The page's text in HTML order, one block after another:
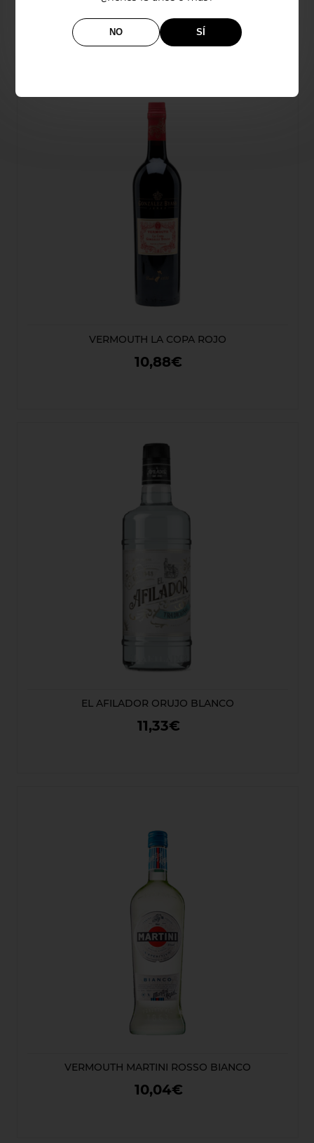
NO SÍ
VERMOUTH LA COPA ROJO
10,88€
EL AFILADOR ORUJO BLANCO
11,33€
VERMOUTH MARTINI ROSSO BIANCO
10,04€